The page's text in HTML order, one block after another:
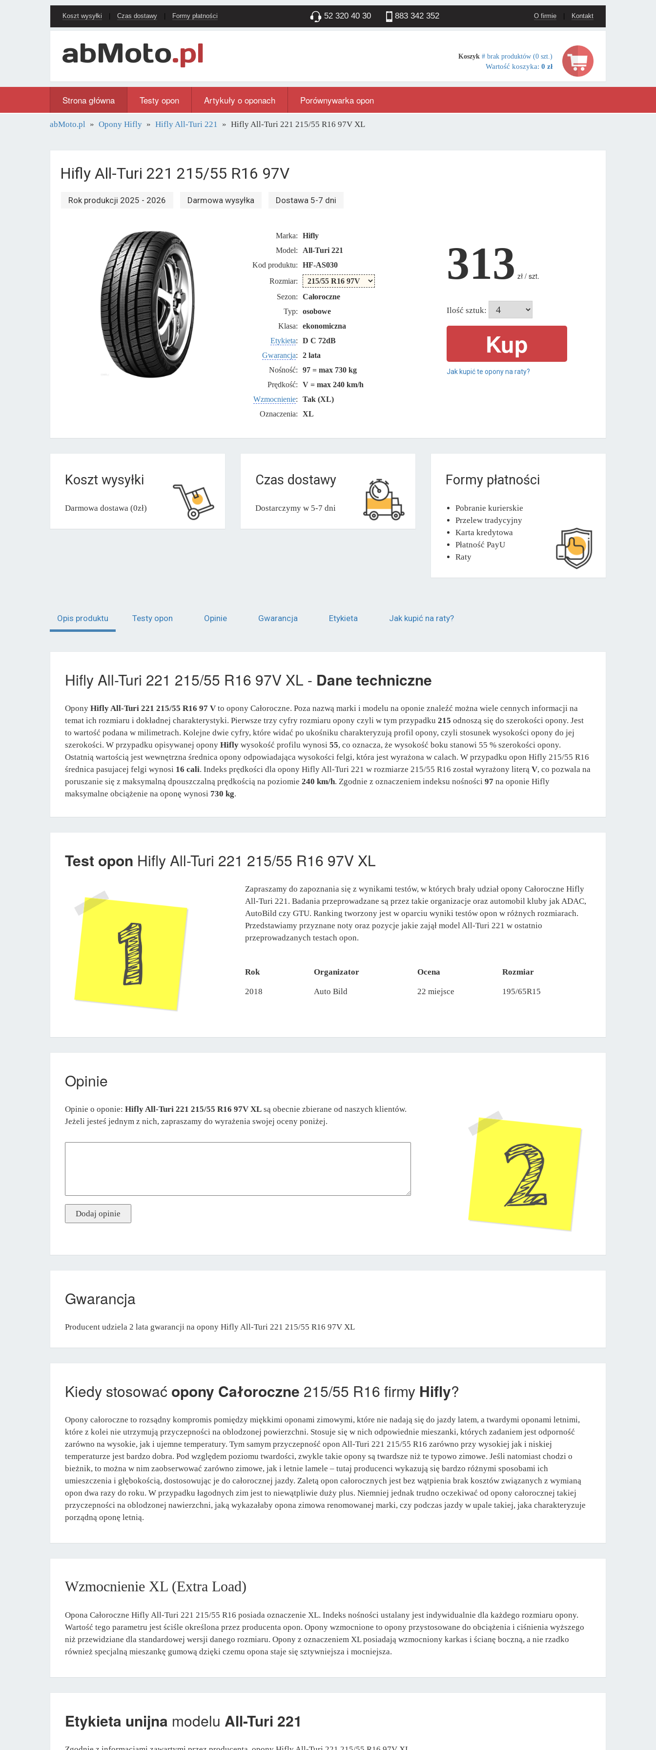
Koszt wysyłki Czas dostawy Formy płatności 52 320 40 30 883 342 352 O firmie Kontakt
Koszyk # brak produktów (0 szt.)
Wartość koszyka: 0 zł
Strona główna Testy opon Artykuły o oponach Porównywarka opon
abMoto.pl Opony Hifly Hifly All-Turi 221 Hifly All-Turi 221 215/55 R16 97V XL
Hifly All-Turi 221 215/55 R16 97V
Rok produkcji 2025 - 2026 Darmowa wysyłka Dostawa 5-7 dni
Marka:
Hifly
Model:
All-Turi 221
Kod produktu:
HF-AS030
Rozmiar:
Sezon:
Całoroczne
Typ:
osobowe
Klasa:
ekonomiczna
Etykieta:
D C 72dB
Gwarancja:
2 lata
Nośność:
97 = max 730 kg
Prędkość:
V = max 240 km/h
Wzmocnienie:
Tak (XL)
Oznaczenia:
XL
313 zł / szt.
Ilość sztuk:
Jak kupić te opony na raty?
Koszt wysyłki
Darmowa dostawa (0zł)
Czas dostawy
Dostarczymy w 5-7 dni
Formy płatności
Pobranie kurierskie
Przelew tradycyjny
Karta kredytowa
Płatność PayU
Raty
Opis produktu Testy opon Opinie Gwarancja Etykieta Jak kupić na raty?
Hifly All-Turi 221 215/55 R16 97V XL - Dane techniczne
Opony Hifly All-Turi 221 215/55 R16 97 V to opony Całoroczne. Poza nazwą marki i modelu na oponie znaleźć można wiele cennych informacji na
temat ich rozmiaru i dokładnej charakterystyki. Pierwsze trzy cyfry rozmiaru opony czyli w tym przypadku 215 odnoszą się do szerokości opony. Jest
to wartość podana w milimetrach. Kolejne dwie cyfry, które widać po ukośniku charakteryzują profil opony, czyli stosunek wysokości opony do jej
szerokości. W przypadku opisywanej opony Hifly wysokość profilu wynosi 55, co oznacza, że wysokość boku stanowi 55 % szerokości opony.
Ostatnią wartością jest wewnętrzna średnica opony odpowiadająca wysokości felgi, która jest wyrażona w calach. W przypadku opon Hifly 215/55 R16
średnica pasujacej felgi wynosi 16 cali. Indeks prędkości dla opony Hifly All-Turi 221 w rozmiarze 215/55 R16 został wyrażony literą V, co pozwala na
poruszanie się z maksymalną dpouszczalną prędkością na poziomie 240 km/h. Zgodnie z oznaczeniem indeksu nośności 97 na oponie Hifly
maksymalne obciążenie na oponę wynosi 730 kg.
Test opon Hifly All-Turi 221 215/55 R16 97V XL
Zapraszamy do zapoznania się z wynikami testów, w których brały udział opony Całoroczne Hifly
All-Turi 221. Badania przeprowadzane są przez takie organizacje oraz automobil kluby jak ADAC,
AutoBild czy GTU. Ranking tworzony jest w oparciu wyniki testów opon w różnych rozmiarach.
Przedstawiamy przyznane noty oraz pozycje jakie zajął model All-Turi 221 w ostatnio
przeprowadzanych testach opon.
Rok Organizator Ocena Rozmiar
2018 Auto Bild 22 miejsce 195/65R15
Opinie
Opinie o oponie: Hifly All-Turi 221 215/55 R16 97V XL są obecnie zbierane od naszych klientów.
Jeżeli jesteś jednym z nich, zapraszamy do wyrażenia swojej oceny poniżej.
Gwarancja
Producent udziela 2 lata gwarancji na opony Hifly All-Turi 221 215/55 R16 97V XL
Kiedy stosować opony Całoroczne 215/55 R16 firmy Hifly?
Opony całoroczne to rozsądny kompromis pomiędzy miękkimi oponami zimowymi, które nie nadają się do jazdy latem, a twardymi oponami letnimi,
które z kolei nie utrzymują przyczepności na oblodzonej powierzchni. Stosuje się w nich odpowiednie mieszanki, których zadaniem jest odporność
zarówno na wysokie, jak i ujemne temperatury. Tym samym przyczepność opon All-Turi 221 215/55 R16 zarówno przy wysokiej jak i niskiej
temperaturze jest bardzo dobra. Pod względem poziomu twardości, zwykle takie opony są twardsze niż te typowo zimowe. Jeśli natomiast chodzi o
bieżnik, to można w nim zaobserwować zarówno zimowe, jak i letnie lamele – tutaj producenci wykazują się bardzo różnymi sposobami ich
umieszczenia i głębokością, dostosowując je do całorocznej jazdy. Zaletą opon całorocznych jest bez wątpienia brak kosztów związanych z wymianą
opon dwa razy do roku. W przypadku łagodnych zim jest to niewątpliwie duży plus. Niemniej jednak trudno oczekiwać od opony całorocznej takiej
przyczepności na oblodzonej nawierzchni, jaką wykazałaby opona zimowa renomowanej marki, czy podczas jazdy w upale takiej, jaka charakteryzuje
porządną oponę letnią.
Wzmocnienie XL (Extra Load)
Opona Całoroczne Hifly All-Turi 221 215/55 R16 posiada oznaczenie XL. Indeks nośności ustalany jest indywidualnie dla każdego rozmiaru opony.
Wartość tego parametru jest ściśle określona przez producenta opon. Opony wzmocnione to opony przystosowane do obciążenia i ciśnienia wyższego
niż przewidziane dla standardowej wersji danego rozmiaru. Opony z oznaczeniem XL posiadają wzmocniony karkas i ścianę boczną, a nie rzadko
również specjalną mieszankę gumową dzięki czemu opona staje się sztywniejsza i mocniejsza.
Etykieta unijna modelu All-Turi 221